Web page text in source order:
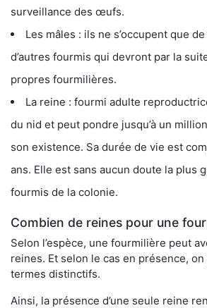
surveillance des œufs.
Les mâles : ils ne s’occupent que
d’autres fourmis qui devront par la
propres fourmilières.
La reine : fourmi adulte
du nid et peut pondre jusqu’à un
son existence. Sa durée de vie est
ans. Elle est sans aucun doute la plus
fourmis de la colonie.
Combien de reines pour une
Selon l’espèce, une fourmilière peut
reines. Et selon le cas en présence,
termes distinctifs.
Ainsi, la présence d’une seule reine